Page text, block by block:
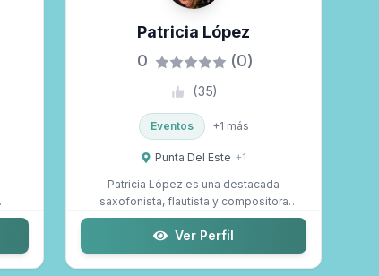
Patricia López
0
(0)
(35)
Eventos +1 más
Punta Del Este +1
Patricia López es una destacada
saxofonista, flautista y compositora
uruguaya co...
Ver Perfil